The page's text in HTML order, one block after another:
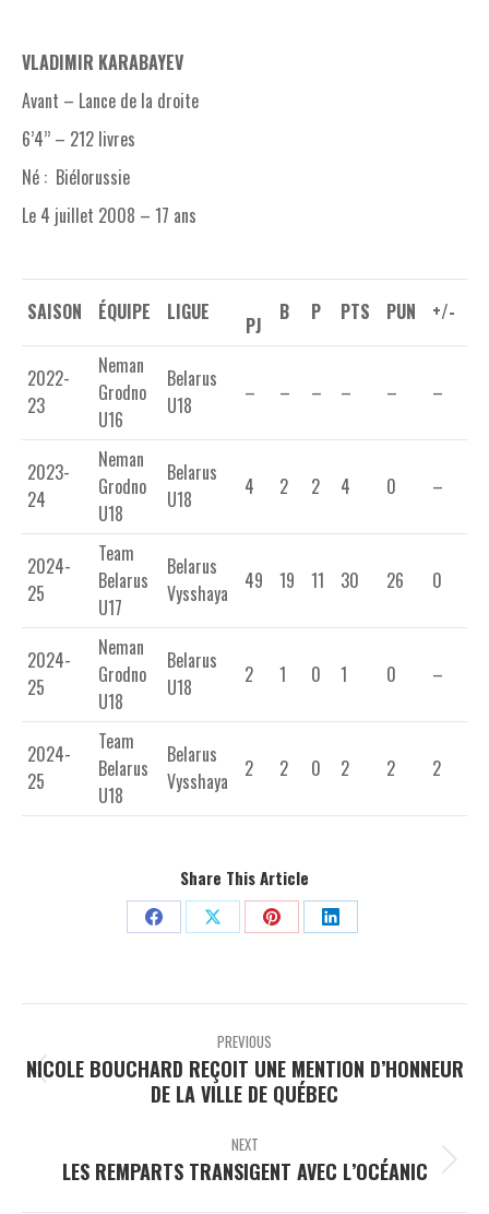
VLADIMIR KARABAYEV
Avant – Lance de la droite
6’4’’ – 212 livres
Né : Biélorussie
Le 4 juillet 2008 – 17 ans
SAISON ÉQUIPE LIGUE
PJ
B P PTS PUN +/-
2022-
23
Neman
Grodno
U16
Belarus
U18
– – – – – –
2023-
24
Neman
Grodno
U18
Belarus
U18
4 2 2 4 0 –
2024-
25
Team
Belarus
U17
Belarus
Vysshaya
49 19 11 30 26 0
2024-
25
Neman
Grodno
U18
Belarus
U18
2 1 0 1 0 –
2024-
25
Team
Belarus
U18
Belarus
Vysshaya
2 2 0 2 2 2
Share This Article
Share
Facebook
Share
X
Share
Pinterest
Share
LinkedIn
Post
navigation PREVIOUS
Previous
post:
NICOLE BOUCHARD REÇOIT UNE MENTION D’HONNEUR
DE LA VILLE DE QUÉBEC
NEXT
Next
LES REMPARTS TRANSIGENT AVEC L’OCÉANIC